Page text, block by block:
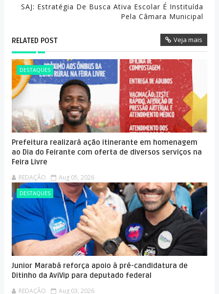
SAJ: Estratégia De Busca Ativa Escolar É Instituída
Pela Câmara Municipal
RELATED POST Veja mais
DESTAQUES
Prefeitura realizará ação itinerante em homenagem
ao Dia do Feirante com oferta de diversos serviços na
Feira Livre
REDAÇÃO Aug 05, 2026
DESTAQUES
Junior Marabá reforça apoio à pré-candidatura de
Ditinho da AviVip para deputado federal
REDAÇÃO Aug 03, 2026